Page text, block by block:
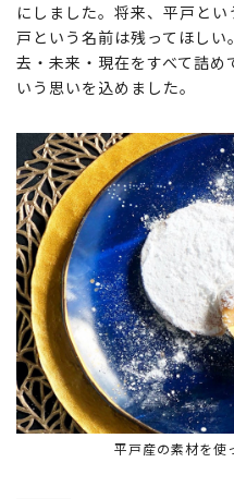
にしました。将来、平戸と
戸という名前は残ってほし
去・未来・現在をすべて詰め
いう思いを込めました。
平戸産の素材を使